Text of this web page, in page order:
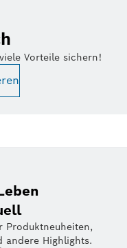
Vorteile sichern!
Produktneuheiten,
andere Highlights.